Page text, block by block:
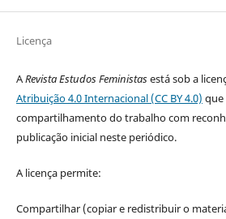
Licença
ARevista Estudos Feministasestá sob a
Atribuição 4.0 Internacional (CC BY 4.0)
compartilhamento do trabalho com
publicação inicial neste periódico.
A licença permite:
Compartilhar (copiar e redistribuir o